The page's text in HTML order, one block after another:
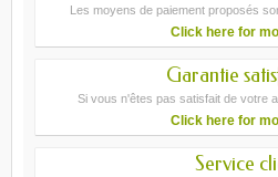
Les moyens de paiement proposés
Click here for
Garantie
Si vous n'êtes pas satisfait de votre
Click here for
Service